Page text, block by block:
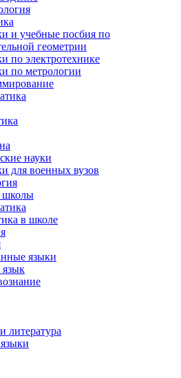
и учебные посбия по
геометрии
по электротехнике
по метрологии
науки
для военных вузов
школы
в школе
языки
язык
литература